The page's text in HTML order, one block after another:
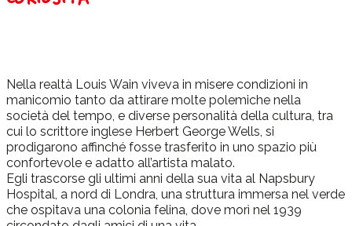
Nella realtà Louis Wain viveva in misere condizioni in
manicomio tanto da attirare molte polemiche nella
società del tempo, e diverse personalità della cultura, tra
cui lo scrittore inglese Herbert George Wells, si
prodigarono affinché fosse trasferito in uno spazio più
confortevole e adatto all’artista malato.
Egli trascorse gli ultimi anni della sua vita al Napsbury
Hospital, a nord di Londra, una struttura immersa nel verde
che ospitava una colonia felina, dove morì nel 1939